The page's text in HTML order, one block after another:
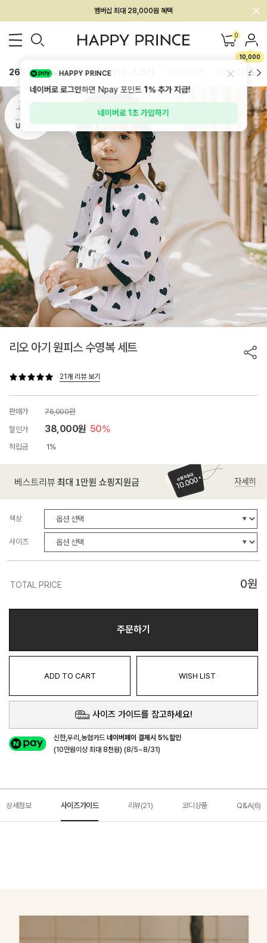
회원전용 아울렛, 가입하면 ~60% 할인!
멤버십 최대 28,000원 혜택 0
10,000
26SS 신상 BEST BABY[6~12M] 하의/레깅스
리오 아기 원피스 수영복 세트
21개 리뷰 보기
판매가
76,000원
할인가
38,000원 50%
적립금 1%
색상
사이즈
TOTAL PRICE 0원
주문하기
ADD TO CART WISH LIST
사이즈 가이드를 참고하세요!
신한,우리,농협카드네이버페이 결제시 5%할인
(10만원이상 최대 8천원) (8/5~8/31)
상세정보 사이즈가이드 리뷰(21) 코디상품 Q&A(6)
HAPPY PRINCE
네이버로 로그인하면 Npay 포인트1%추가 지급!
네이버로 1초 가입하기